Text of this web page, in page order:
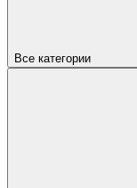
Все категории